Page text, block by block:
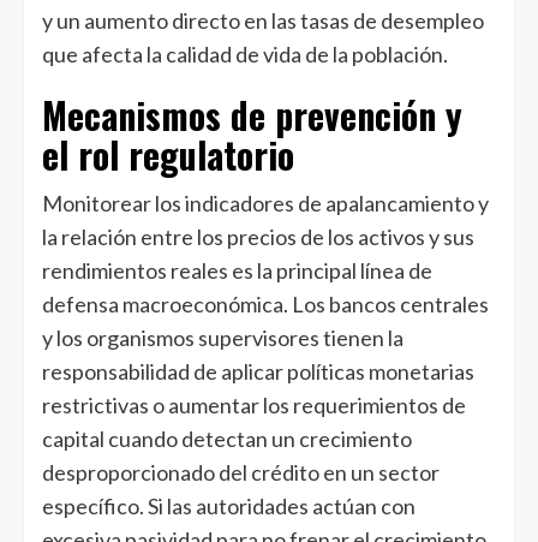
y un aumento directo en las tasas de desempleo
que afecta la calidad de vida de la población.
Mecanismos de prevención y
el rol regulatorio
Monitorear los indicadores de apalancamiento y
la relación entre los precios de los activos y sus
rendimientos reales es la principal línea de
defensa macroeconómica. Los bancos centrales
y los organismos supervisores tienen la
responsabilidad de aplicar políticas monetarias
restrictivas o aumentar los requerimientos de
capital cuando detectan un crecimiento
desproporcionado del crédito en un sector
específico. Si las autoridades actúan con